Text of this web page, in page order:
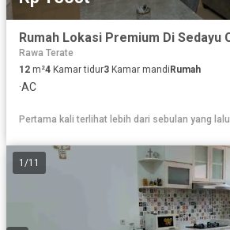
Rawa Terate
12 m²4 Kamar tidur3 Kamar mandiRumah
·AC
Pertama kali terlihat lebih dari sebulan yang lalu
1 /11